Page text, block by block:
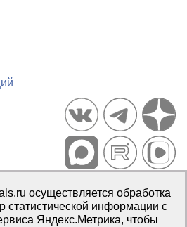
PsyJournals.ru, 2007–2026
СМИЭл № ФС77-66447 от 14 июля
осуществляется обработка
статистической информации с
Яндекс.Метрика, чтобы